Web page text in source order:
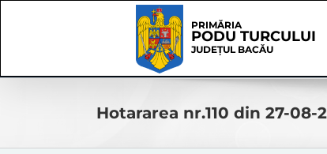
PRIMĂRIA
PODU TURCULUI
JUDEȚUL BACĂU
Hotararea nr.110 din 27-08-